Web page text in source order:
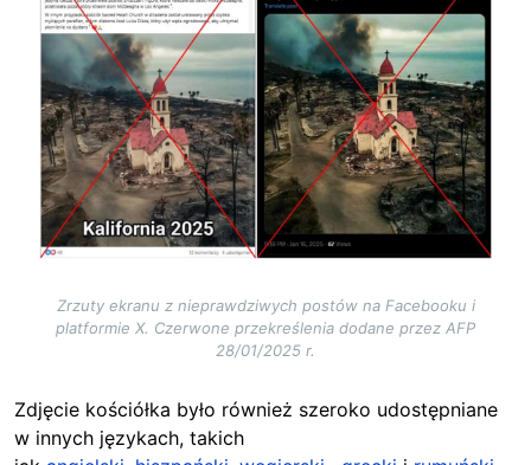
Zrzuty ekranu z nieprawdziwych postów na Facebooku i
platformie X. Czerwone przekreślenia dodane przez AFP
28/01/2025 r.
Zdjęcie kościółka było również szeroko udostępniane
w innych językach, takich